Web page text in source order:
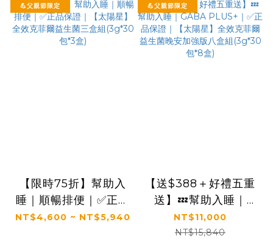
💪父親節限定
【限時75折】幫助入
睡｜順暢排便｜✅正品
保證｜【太陽星】全效
NT$4,600 ~ NT$5,940
💪父親節限定
【送$388＋好禮五重
送】💤幫助入睡｜
GABA PLUS+｜✅正
品保證｜【太陽星】全
NT$11,000
NT$15,840